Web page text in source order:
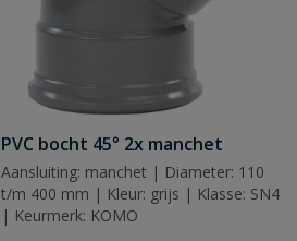
PVC bocht 45° 2x manchet
Aansluiting: manchet | Diameter: 110
t/m 400 mm | Kleur: grijs | Klasse: SN4
| Keurmerk: KOMO